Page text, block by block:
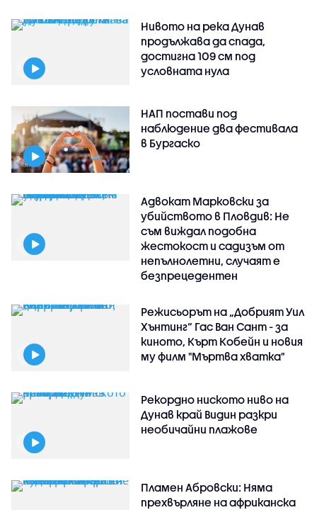
Нивото на река Дунав
продължава да спада,
достигна 109 см под
условната нула
НАП постави под
наблюдение два фестивала
в Бургаско
Адвокат Марковски за
убийството в Пловдив: Не
съм виждал подобна
жестокост и садизъм от
непълнолетни, случаят е
безпрецедентен
Режисьорът на „Добрият Уил
Хънтинг“ Гас Ван Сант - за
киното, Кърт Кобейн и новия
му филм "Мъртва хватка"
Рекордно ниското ниво на
Дунав край Видин разкри
необичайни плажове
Пламен Абровски: Няма
прехвърляне на африканска